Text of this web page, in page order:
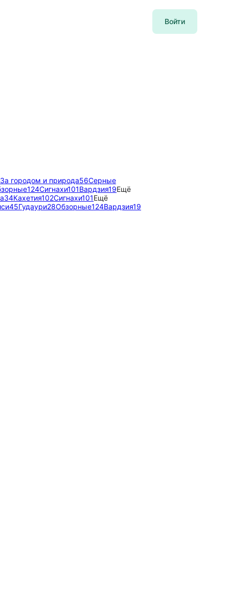
Войти
За городом и природа56Серные
124Сигнахи101Вардзия19Ещё
34Кахетия102Сигнахи101Ещё
45Гудаури28Обзорные124Вардзия19